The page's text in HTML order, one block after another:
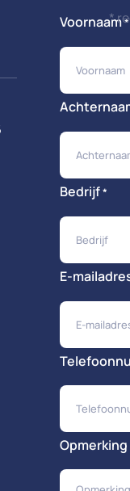
*
Voornaam*
Bedrijf*
Opmerking
E-